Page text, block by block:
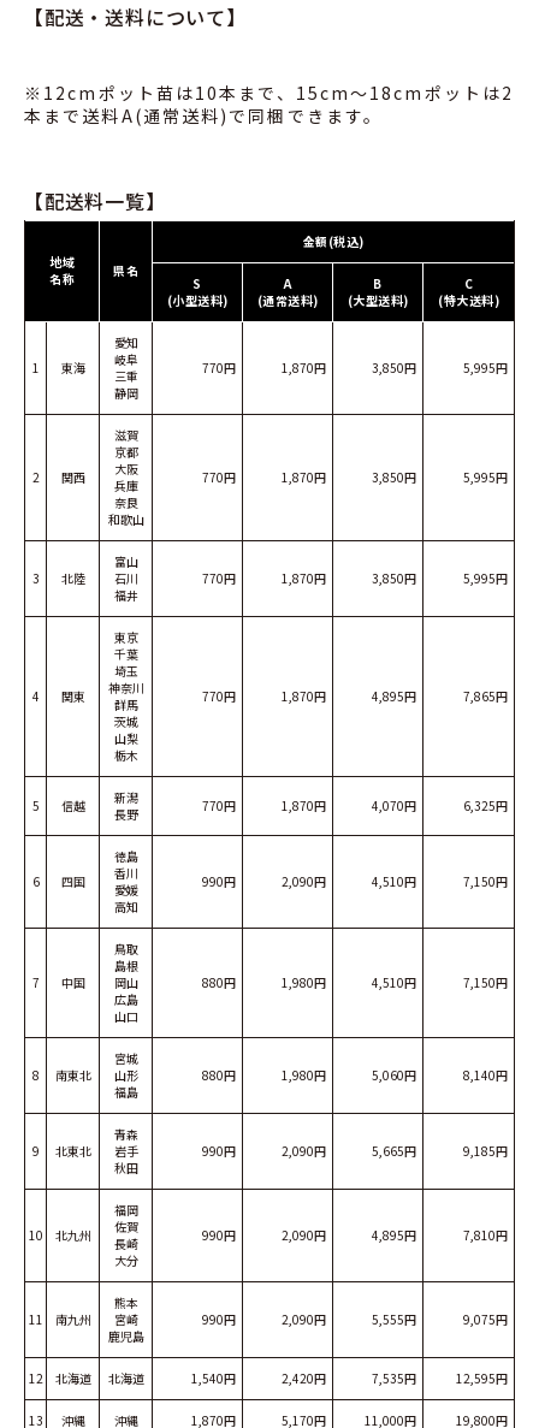
【配送・送料について】
※12cmポット苗は10本まで、15cm～18cmポットは2
本まで送料A(通常送料)で同梱できます。
【配送料一覧】
地域
名称
県名
金額(税込)
S
(小型送料)
A
(通常送料)
B
(大型送料)
C
(特大送料)
1 東海
愛知
岐阜
三重
静岡
770円 1,870円 3,850円 5,995円
2 関西
滋賀
京都
大阪
兵庫
奈良
和歌山
770円 1,870円 3,850円 5,995円
3 北陸
富山
石川
福井
770円 1,870円 3,850円 5,995円
4 関東
東京
千葉
埼玉
神奈川
群馬
茨城
山梨
栃木
770円 1,870円 4,895円 7,865円
5 信越
新潟
長野
770円 1,870円 4,070円 6,325円
6 四国
徳島
香川
愛媛
高知
990円 2,090円 4,510円 7,150円
7 中国
鳥取
島根
岡山
広島
山口
880円 1,980円 4,510円 7,150円
8 南東北
宮城
山形
福島
880円 1,980円 5,060円 8,140円
9 北東北
青森
岩手
秋田
990円 2,090円 5,665円 9,185円
10 北九州
福岡
佐賀
長崎
大分
990円 2,090円 4,895円 7,810円
11 南九州
熊本
宮崎
鹿児島
990円 2,090円 5,555円 9,075円
12 北海道 北海道 1,540円 2,420円 7,535円 12,595円
13 沖縄 沖縄 1,870円 5,170円 11,000円 19,800円